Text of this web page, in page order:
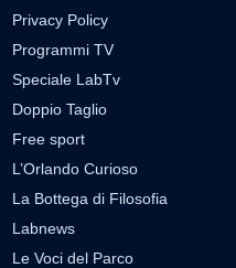
Privacy Policy
Programmi TV
Speciale LabTv
Doppio Taglio
Free sport
L’Orlando Curioso
La Bottega di Filosofia
Labnews
Le Voci del Parco